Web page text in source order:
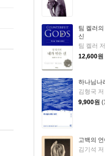
팀 켈러
신
팀 켈러
12,600원
하나님나
김형국 저
9,900원
고백의
김기석 저